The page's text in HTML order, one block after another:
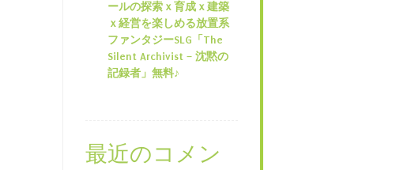
ールの探索ｘ育成ｘ建築
ｘ経営を楽しめる放置系
ファンタジーSLG「The
Silent Archivist – 沈黙の
記録者」無料♪
最近のコメン